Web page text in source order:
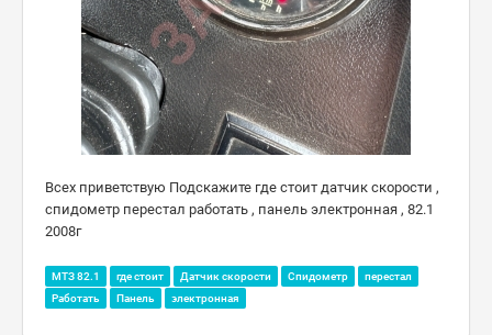
Всех приветствую Подскажите где стоит датчик скорости ,
спидометр перестал работать , панель электронная , 82.1
2008г
МТЗ 82.1 где стоит Датчик скорости Спидометр
перестал
Работать
Панель электронная